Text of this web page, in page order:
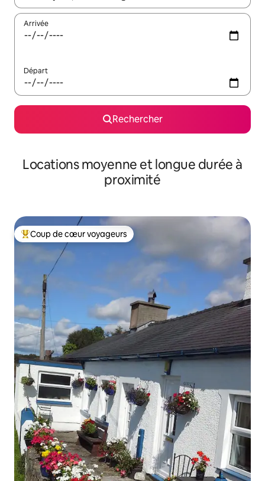
Arrivée
Départ
Rechercher
Locations moyenne et longue durée à
proximité
Coups de cœur voyageurs les plus appréciés
Coup de cœur voyageurs